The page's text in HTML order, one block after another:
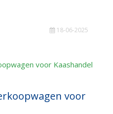
18-06-2025
voor